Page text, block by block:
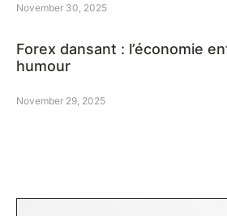
November 30, 2025
Forex dansant : l’économie
humour
November 29, 2025